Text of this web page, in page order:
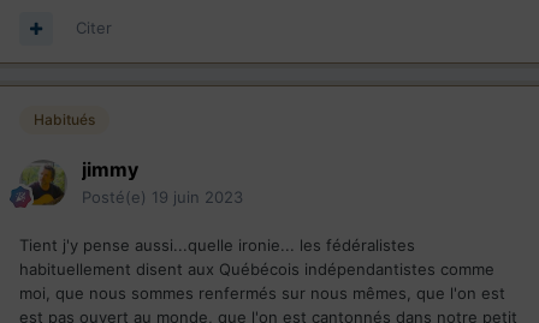
Citer
Habitués
jimmy
Posté(e) 19 juin 2023
Tient j'y pense aussi...quelle ironie... les fédéralistes
habituellement disent aux Québécois indépendantistes comme
moi, que nous sommes renfermés sur nous mêmes, que l'on est
est pas ouvert au monde, que l'on est cantonnés dans notre petit